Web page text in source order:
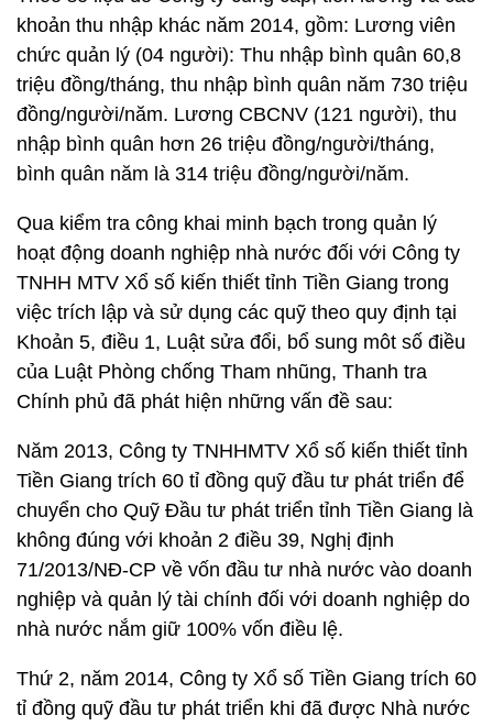
khoản thu nhập khác năm 2014, gồm: Lương viên
chức quản lý (04 người): Thu nhập bình quân 60,8
triệu đồng/tháng, thu nhập bình quân năm 730 triệu
đồng/người/năm. Lương CBCNV (121 người), thu
nhập bình quân hơn 26 triệu đồng/người/tháng,
bình quân năm là 314 triệu đồng/người/năm.
Qua kiểm tra công khai minh bạch trong quản lý
hoạt động doanh nghiệp nhà nước đối với Công ty
TNHH MTV Xổ số kiến thiết tỉnh Tiền Giang trong
việc trích lập và sử dụng các quỹ theo quy định tại
Khoản 5, điều 1, Luật sửa đổi, bổ sung môt số điều
của Luật Phòng chống Tham nhũng, Thanh tra
Chính phủ đã phát hiện những vấn đề sau:
Năm 2013, Công ty TNHHMTV Xổ số kiến thiết tỉnh
Tiền Giang trích 60 tỉ đồng quỹ đầu tư phát triển để
chuyển cho Quỹ Đầu tư phát triển tỉnh Tiền Giang là
không đúng với khoản 2 điều 39, Nghị định
71/2013/NĐ-CP về vốn đầu tư nhà nước vào doanh
nghiệp và quản lý tài chính đối với doanh nghiệp do
nhà nước nắm giữ 100% vốn điều lệ.
Thứ 2, năm 2014, Công ty Xổ số Tiền Giang trích 60
tỉ đồng quỹ đầu tư phát triển khi đã được Nhà nước